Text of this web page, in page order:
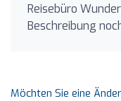
Reisebüro
Beschreibung
Möchten Sie eine